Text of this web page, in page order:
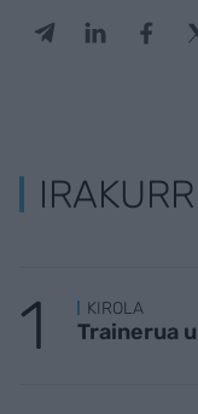
KIROLA
Trainerua